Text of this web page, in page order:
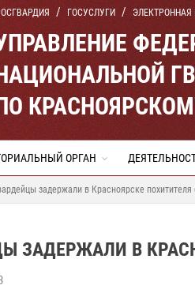
ГОСУСЛУГИ
ОРГАН
задержали в Красноярске похитителя
ЗАДЕРЖАЛИ В